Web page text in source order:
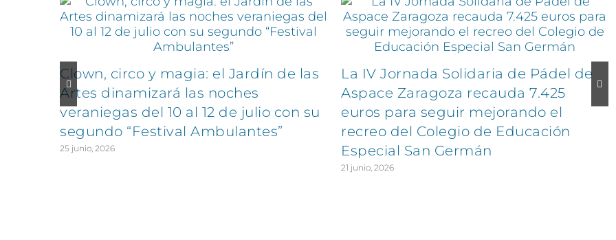
Clown, circo y magia: el Jardín de las
Artes dinamizará las noches
veraniegas del 10 al 12 de julio con su
segundo “Festival Ambulantes”
25 junio, 2026
La IV Jornada Solidaria de Pádel de
Aspace Zaragoza recauda 7.425
euros para seguir mejorando el
recreo del Colegio de Educación
Especial San Germán
21 junio, 2026